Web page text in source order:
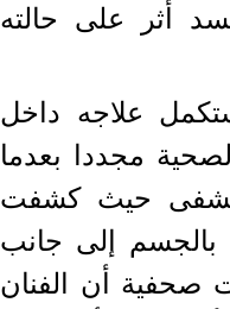
أثر على حالته
علاجه داخل
مجددا بعدما
حيث كشفت
إلى جانب
صحفية أن الفنان